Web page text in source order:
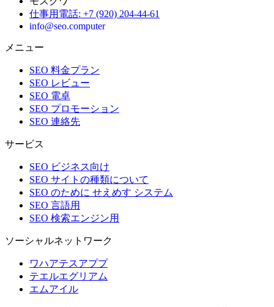
仕事用電話: +7 (920) 204-44-61
info@seo.computer
メニュー
SEO 料金プラン
SEO レビュー
SEO 電卓
SEO プロモーション
SEO 連絡先
サービス
SEO ビジネス向け
SEO サイトの種類について
SEO のために せえめす システム
SEO 言語用
SEO 検索エンジン用
ソーシャルネットワーク
ワハアテスアププ
テエルエグリアム
エムアイル